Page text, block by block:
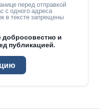
перед отправкой
с одного адреса
в тексте запрещены
и
публикацией.